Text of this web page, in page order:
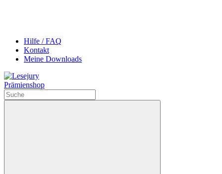
Hilfe / FAQ
Kontakt
Meine Downloads
Prämienshop